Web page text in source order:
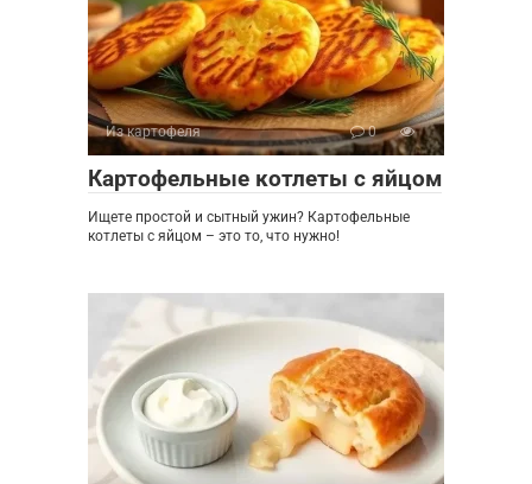
Из картофеля 0
Картофельные котлеты с яйцом
Ищете простой и сытный ужин? Картофельные
котлеты с яйцом – это то, что нужно!